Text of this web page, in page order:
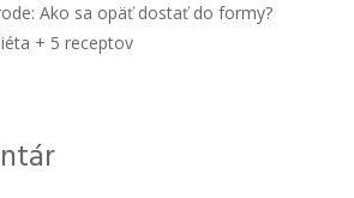
Ako sa opäť dostať do formy?
+ 5 receptov